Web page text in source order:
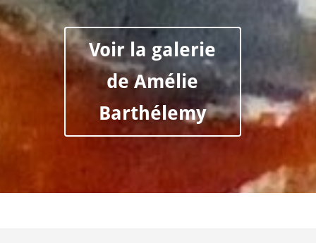
Voir la galerie
de Amélie
Barthélemy